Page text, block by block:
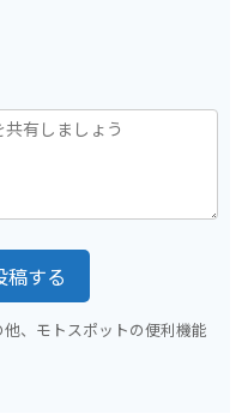
稿する
、モトスポットの便利機能